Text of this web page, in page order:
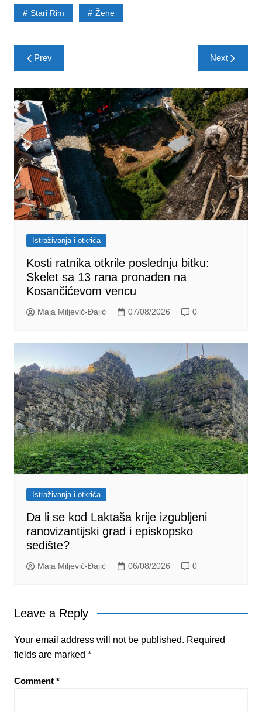
Stari Rim Žene
Post
navigation
Prev Next
Istraživanja i otkrića
Kosti ratnika otkrile poslednju bitku:
Skelet sa 13 rana pronađen na
Kosančićevom vencu
Maja Miljević-Đajić 07/08/2026 0
Istraživanja i otkrića
Da li se kod Laktaša krije izgubljeni
ranovizantijski grad i episkopsko
sedište?
Maja Miljević-Đajić 06/08/2026 0
Leave a Reply
Your email address will not be published. Required
fields are marked *
Comment *